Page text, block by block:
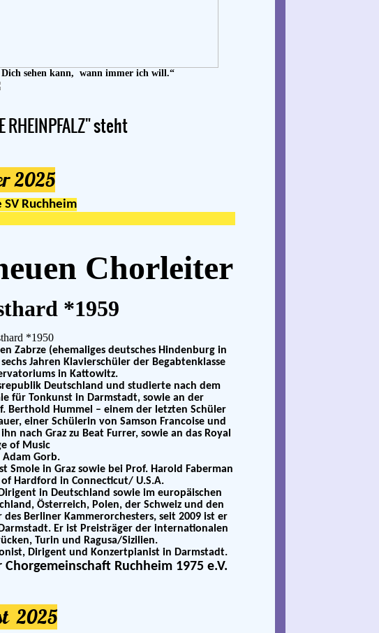
sehen kann, wann immer ich will.“
RHEINPFALZ" steht
2025
SV Ruchheim
Chorleiter
*1959
Zabrze (ehemaliges deutsches Hindenburg in
Jahren Klavierschüler der Begabtenklasse
in Kattowitz.
Deutschland und studierte nach dem
für Tonkunst in Darmstadt, sowie an der
Berthold Hummel – einem der letzten Schüler
einer Schülerin von Samson Francoise und
nach Graz zu Beat Furrer, sowie an das Royal
of Music
Gorb.
Smole in Graz sowie bei Prof. Harold Faberman
Hardford in Connecticut/ U.S.A.
in Deutschland sowie im europäischen
Österreich, Polen, der Schweiz und den
Berliner Kammerorchesters, seit 2009 ist er
Er ist Preisträger der internationalen
Turin und Ragusa/Sizilien.
Dirigent und Konzertpianist in Darmstadt.
Ruchheim 1975 e.V.
2025